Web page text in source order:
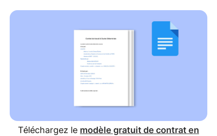
Téléchargez le modèle gratuit de contrat en